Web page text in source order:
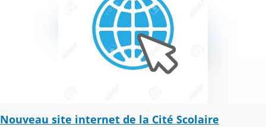
Nouveau site internet de la Cité Scolaire